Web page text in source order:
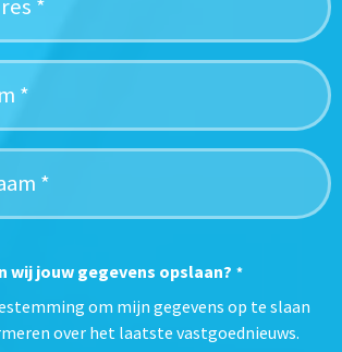
wij jouw gegevens opslaan? *
om mijn gegevens op te slaan
over het laatste vastgoednieuws.